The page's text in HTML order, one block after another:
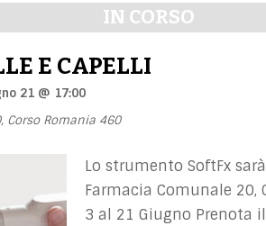
IN CORSO
E CAPELLI
21 @ 17:00
Corso Romania 460
Lo strumento SoftFx
Farmacia Comunale 20,
3 al 21 Giugno Prenota